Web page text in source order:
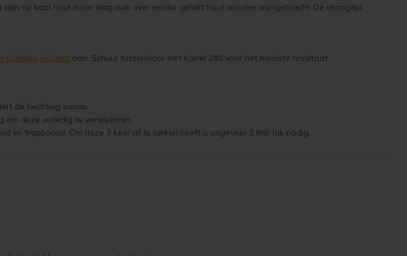
op kaal hout maar mag ook over eerder gelakt hout worden aangebracht. De droogtijd
Gulvlakk Solvent aan. Schuur tussendoor met korrel 240 voor het mooiste resultaat.
de hechting enorm.
om deze volledig te verwijderen.
en trapboom). Om deze 3 keer af te lakken heeft u ongeveer 2 liter lak nodig.